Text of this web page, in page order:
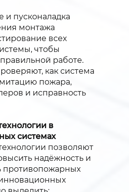
и пусконаладка
монтажа
всех
чтобы
работе.
как система
пожара,
и исправность
в
системах
позволяют
надёжность и
противопожарных